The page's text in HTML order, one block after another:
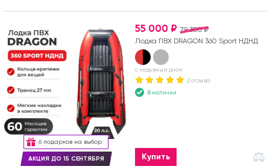
6 подарков на выбор
АКЦИЯ ДО 15 СЕНТЯБРЯ
79 300 ₽
55 000 ₽
Лодка ПВХ DRAGON 360 Sport НДНД
с надувным дном
2 отзыва
В наличии
Купить